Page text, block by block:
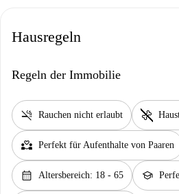
Hausregeln
Regeln der Immobilie
smoke_free Rauchen nicht erlaubt pet_supplies
partner_heart Perfekt für Aufenthalte von Paaren
calendar_month Altersbereich: 18 - 65 school